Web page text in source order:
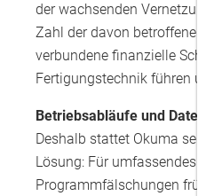
der wachsenden
Zahl der davon
verbundene finanzielle
Fertigungstechnik führen
Betriebsabläufe und
Deshalb stattet Okuma
Lösung: Für umfassendes
Programmfälschungen